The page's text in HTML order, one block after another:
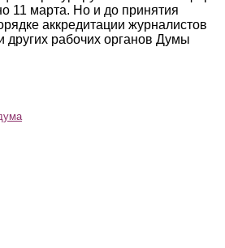
11 марта. Но и до принятия
аккредитации журналистов
других рабочих органов Думы